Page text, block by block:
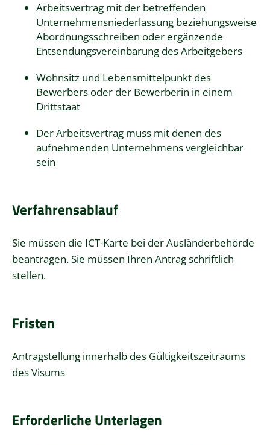
Arbeitsvertrag mit der betreffenden
Unternehmensniederlassung beziehungsweise
Abordnungsschreiben oder ergänzende
Entsendungsvereinbarung des Arbeitgebers
Wohnsitz und Lebensmittelpunkt des
Bewerbers oder der Bewerberin in einem
Drittstaat
Der Arbeitsvertrag muss mit denen des
aufnehmenden Unternehmens vergleichbar
sein
Verfahrensablauf
Sie müssen die ICT-Karte bei der Ausländerbehörde
beantragen. Sie müssen Ihren Antrag schriftlich
stellen.
Fristen
Antragstellung innerhalb des Gültigkeitszeitraums
des Visums
Erforderliche Unterlagen